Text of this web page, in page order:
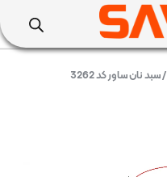
/ سبد نان ساور کد 3262